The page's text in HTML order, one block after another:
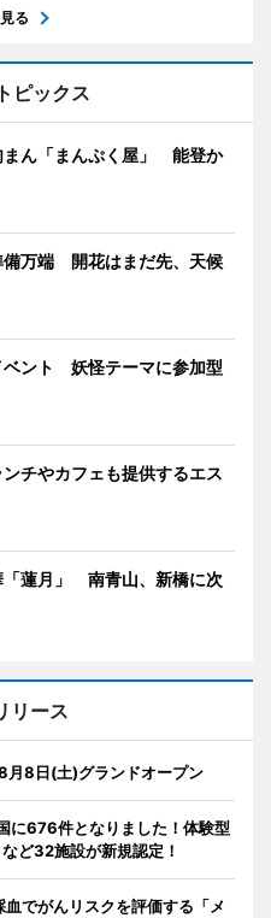
る
ピックス
まん「まんぷく屋」 能登か
備万端 開花はまだ先、天候
ベント 妖怪テーマに参加型
チやカフェも提供するエス
「蓮月」 南青山、新橋に次
リース
8日(土)グランドオープン
に676件となりました！体験型
ど32施設が新規認定！
血でがんリスクを評価する「メ